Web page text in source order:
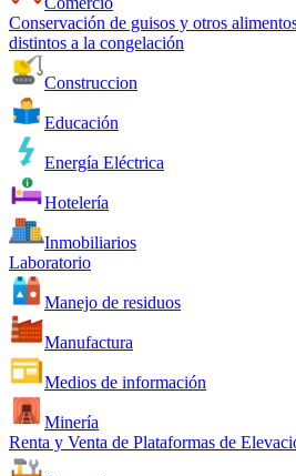
Conservación de guisos y otros
distintos a la congelación
Construccion
Educación
Energía Eléctrica
Hotelería
Inmobiliarios
Laboratorio
Manejo de residuos
Manufactura
Medios de información
Minería
Renta y Venta de Plataformas de